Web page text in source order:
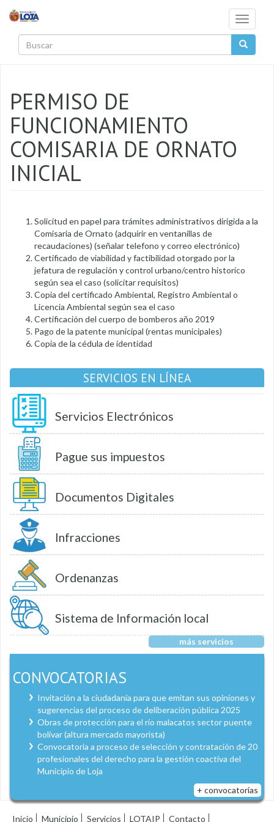
Toggle
PERMISO DE
FUNCIONAMIENTO
COMISARIA DE ORNATO
INICIAL
Solicitud en papel para trámites administrativos dirigida a la
Comisaria de Ornato (adquirir en ventanillas de
recaudaciones) (señalar telefono y correo electrónico)
Certificado de viabilidad y factibilidad otorgado por la
jefatura de regulación y control urbano/centro historico
según sea el caso (solicitar requisitos)
Copia del certificado Ambiental, Registro Ambiental o
Licencia Ambiental según sea el caso
Certificación del cuerpo de bomberos año 2019
Pago de la patente municipal (rentas municipales)
Copia de la cédula de identidad
SERVICIOS EN LÍNEA
Servicios Electrónicos
Pague sus impuestos
Documentos Digitales
Infracciones
Ordenanzas
Sistema de Información local
más servicios
CONVOCATORIAS
Invitación a la ciudadanía para que emitan sus opiniones y
sugerencias del proceso de deliberación pública 2025
Obras de protección para el río malacatos sector puente
bolívar (altura mercado mayorista)
Convocatoria a proceso de selección y contratación de 20
profesionales del derecho para la gestión coactiva del
Municipio de Loja
+ convocatorias
Inicio Municipio Servicios LOTAIP Contacto